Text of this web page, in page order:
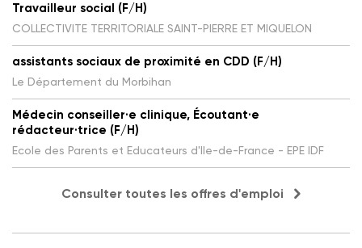
Travailleur social (F/H)
COLLECTIVITE TERRITORIALE SAINT-PIERRE ET MIQUELON
assistants sociaux de proximité en CDD (F/H)
Le Département du Morbihan
Médecin conseiller·e clinique, Écoutant·e
rédacteur·trice (F/H)
Ecole des Parents et Educateurs d'Ile-de-France - EPE IDF
Consulter toutes les offres d'emploi